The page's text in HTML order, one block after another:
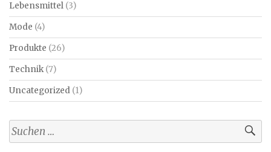
Lebensmittel (3)
Mode (4)
Produkte (26)
Technik(7)
Uncategorized (1)
Suchen
nach: